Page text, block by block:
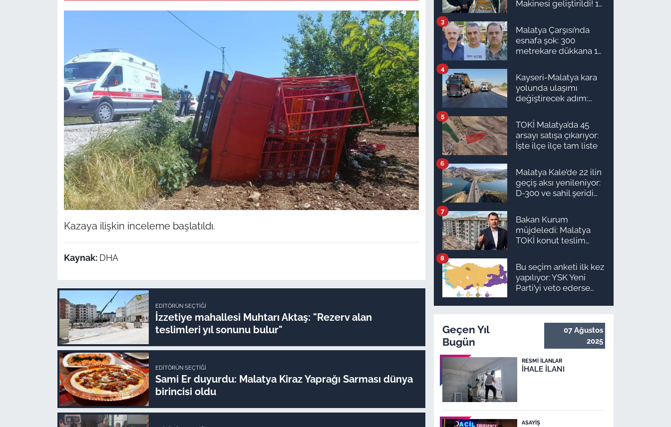
Kazaya ilişkin inceleme başlatıldı.
Kaynak: DHA
EDITÖRÜN SEÇTIĞI
İzzetiye mahallesi Muhtarı Aktaş: "Rezerv alan
teslimleri yıl sonunu bulur"
EDITÖRÜN SEÇTIĞI
Sami Er duyurdu: Malatya Kiraz Yaprağı Sarması dünya
birincisi oldu
Makinesi geliştirildi! 16
Malatya Çarşısı’nda
esnafa şok: 300
metrekare dükkana 1
3
Kayseri-Malatya kara
yolunda ulaşımı
değiştirecek adım:
4
TOKİ Malatya’da 45
arsayı satışa çıkarıyor:
İşte ilçe ilçe tam liste
5
Malatya Kale’de 22 ilin
geçiş aksı yenileniyor:
D-300 ve sahil şeridi
6
Bakan Kurum
müjdeledi: Malatya
TOKİ konut teslim
ilçe ilçe teslimat
takvimi ve ödeme
planı
7
Bu seçim anketi ilk kez
yapılıyor: YSK Yeni
Parti’yi veto ederse
olur?
8
Geçen Yıl
Bugün
07 Ağustos
2025
RESMI İLANLAR
İHALE İLANI
ASAYIŞ